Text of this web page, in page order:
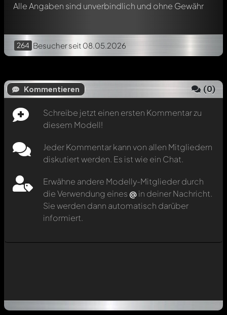
Alle Angaben sind unverbindlich und ohne Gewähr
264 Besucherseit 08.05.2026
Kommentieren (0)
Schreibe jetzt einen ersten Kommentar zu
diesem Modell!
Jeder Kommentar kann von allen Mitgliedern
diskutiert werden. Es ist wie ein Chat.
Erwähne andere Modelly-Mitglieder durch
die Verwendung eines @in deiner Nachricht.
Sie werden dann automatisch darüber
informiert.